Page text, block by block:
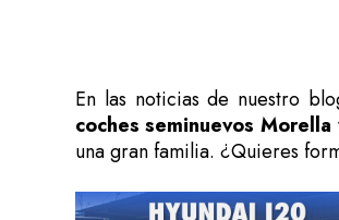
En las noticias de nuestro
coches seminuevos Morella
una gran familia. ¿Quieres